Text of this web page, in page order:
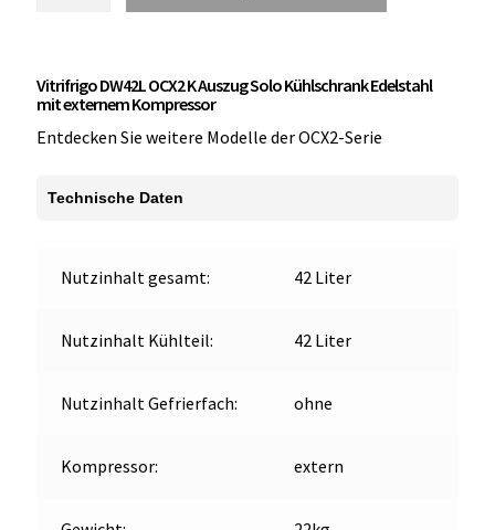
Auszug
Kühlschrank
Edelstahl
Vitrifrigo DW42L OCX2 K Auszug Solo Kühlschrank Edelstahl
mit externem Kompressor
Entdecken Sie weitere Modelle der OCX2-Serie
Technische Daten
Nutzinhalt gesamt: 42 Liter
Nutzinhalt Kühlteil: 42 Liter
Nutzinhalt Gefrierfach: ohne
Kompressor: extern